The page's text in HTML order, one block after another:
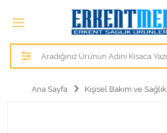
Tüm Kategoriler
Alezler
Ana Sayfa Kişisel Bakım ve Sağlık